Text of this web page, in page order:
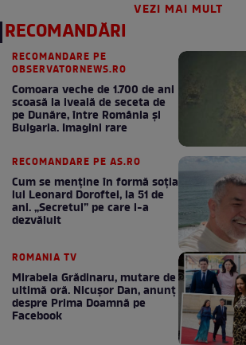
VEZI MAI MULT
RECOMANDĂRI
RECOMANDARE PE
OBSERVATORNEWS.RO
Comoara veche de 1.700 de ani
scoasă la iveală de seceta de
pe Dunăre, între România şi
Bulgaria. Imagini rare
RECOMANDARE PE AS.RO
Cum se menţine în formă soţia
lui Leonard Doroftei, la 51 de
ani. „Secretul” pe care l-a
dezvăluit
ROMANIA TV
Mirabela Grădinaru, mutare de
ultimă oră. Nicuşor Dan, anunţ
despre Prima Doamnă pe
Facebook